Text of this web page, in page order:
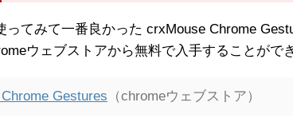
ってみて一番良かった crxMouse Chrome
ウェブストアから無料で入手することがで
Gestures （chromeウェブストア）